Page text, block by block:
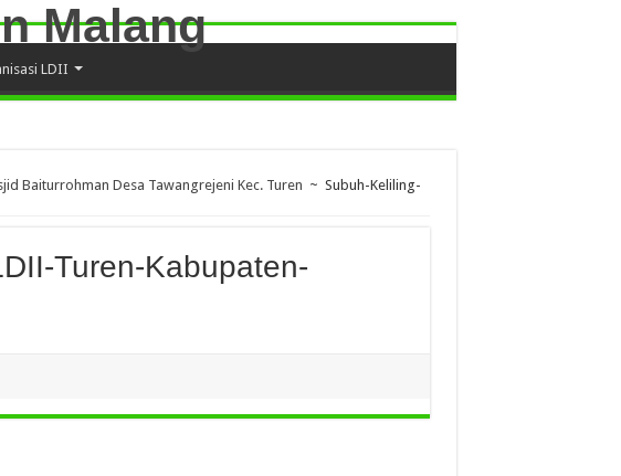
LDII
Baiturrohman Desa Tawangrejeni Kec. Turen ~ Subuh-Keliling-
Turen-Kabupaten-